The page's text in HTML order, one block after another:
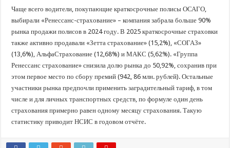
Чаще всего водители, покупающие краткосрочные полисы ОСАГО,
выбирали «Ренессанс-страхование» – компания забрала больше 90%
рынка продажи полисов в 2024 году. В 2025 краткосрочные страховки
также активно продавали «Зетта страхование» (15,2%), «СОГАЗ»
(13,6%), АльфаСтрахование (12,68%) и МАКС (5,62%). «Группа
Ренессанс страхование» снизила долю рынка до 50,92%, сохранив при
этом первое место по сбору премий (942, 86 млн. рублей). Остальные
участники рынка предпочли применить заградительный тариф, в том
числе и для личных транспортных средств, по формуле один день
страхования примерно равен одному месяцу страхования. Такую
статистику приводит НСИС в годовом отчёте.